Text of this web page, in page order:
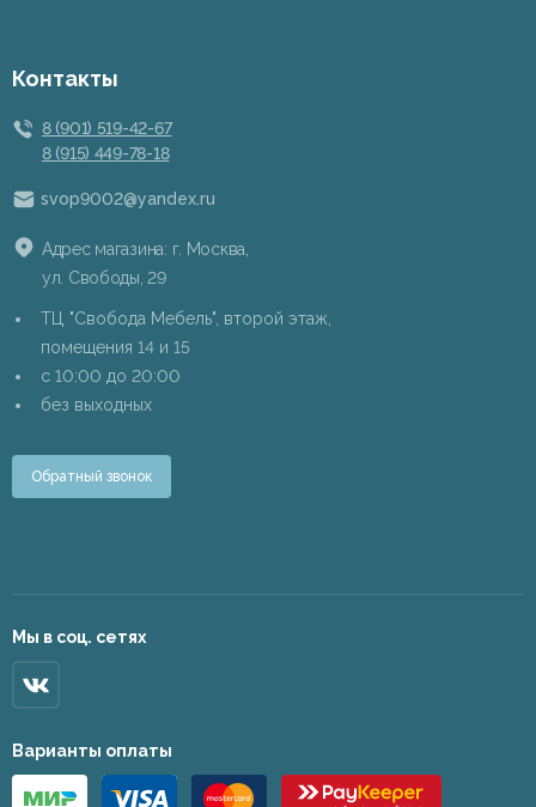
Контакты
8 (901) 519-42-67
8 (915) 449-78-18
svop9002@yandex.ru
Адрес магазина: г. Москва,
ул. Свободы, 29
ТЦ "Свобода Мебель", второй этаж,
помещения 14 и 15
c 10:00 до 20:00
без выходных
Обратный звонок
Мы в соц. сетях
Варианты оплаты